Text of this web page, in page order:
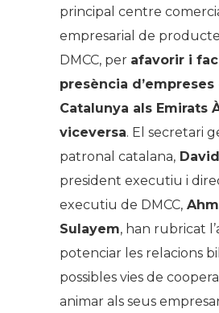
principal centre
empresarial de
DMCC, per afavorir i
presència d’empreses
Catalunya als Emirats
viceversa. El secretari
patronal catalana,
president executiu i
executiu de DMCC,
Sulayem, han rubricat
potenciar les relacions
possibles vies de
animar als seus